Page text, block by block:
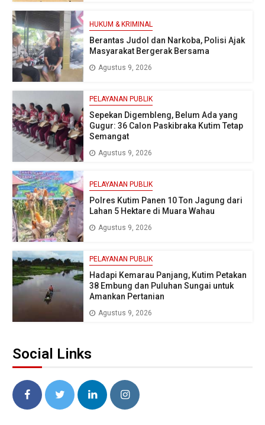
HUKUM & KRIMINAL
Berantas Judol dan Narkoba, Polisi Ajak
Masyarakat Bergerak Bersama
Agustus 9, 2026
PELAYANAN PUBLIK
Sepekan Digembleng, Belum Ada yang
Gugur: 36 Calon Paskibraka Kutim Tetap
Semangat
Agustus 9, 2026
PELAYANAN PUBLIK
Polres Kutim Panen 10 Ton Jagung dari
Lahan 5 Hektare di Muara Wahau
Agustus 9, 2026
PELAYANAN PUBLIK
Hadapi Kemarau Panjang, Kutim Petakan
38 Embung dan Puluhan Sungai untuk
Amankan Pertanian
Agustus 9, 2026
Social Links